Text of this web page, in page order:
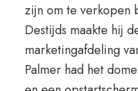
zijn om te verkopen
Destijds maakte hij
marketingafdeling
Palmer had het